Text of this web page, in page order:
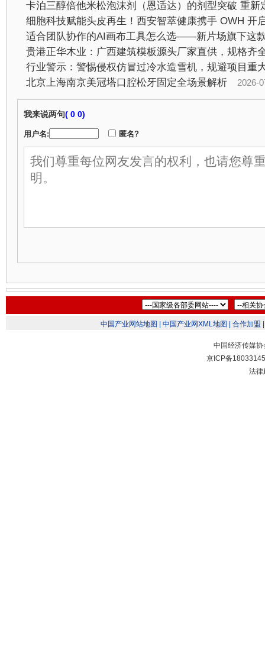
行业警示：警惕侵权仿冒过冷水造雪机，规避项目重
北京上海南京美冠塔口腔松牙固定全场景解析
2026-07-
我来说两句( 0 0)
用户名: 匿名?
中国产业网站地图 | 中国产业网XML地图 | 合作加盟 |
中国经济传媒
京ICP备
法